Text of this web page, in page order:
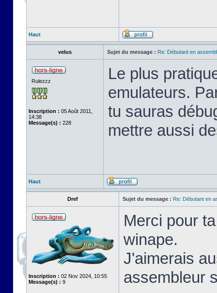
Haut
velus Sujet du message : Re: Débutant en
Rulezzz
Inscription : 05 Août 2011,
14:38
Message(s) : 228
Le plus
emulateurs.
tu sauras
mettre aussi
Haut
Dref Sujet du message : Re: Débutant en
Inscription : 02 Nov 2024, 10:55
Message(s) : 9
Merci pour
winape.
J'aimerais
assembleur